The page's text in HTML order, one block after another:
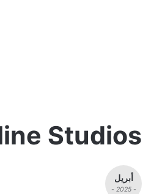
Studios
أبريل
- 2025 -